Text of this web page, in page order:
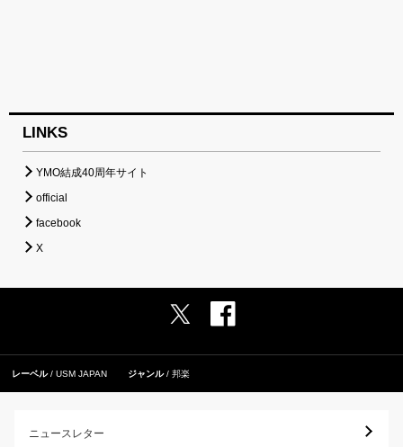
LINKS
YMO結成40周年サイト
official
facebook
X
レーベル USM JAPAN ジャンル 邦楽
ニュースレター